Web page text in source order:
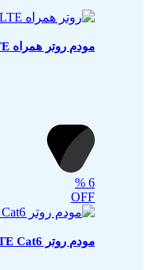
مودم روتر همراه 4G/LTE دی لینک مدل DWR 933V
6
%
OFF
مودم روتر 4G LTE Cat6 دی لینک مدل DWR-933M